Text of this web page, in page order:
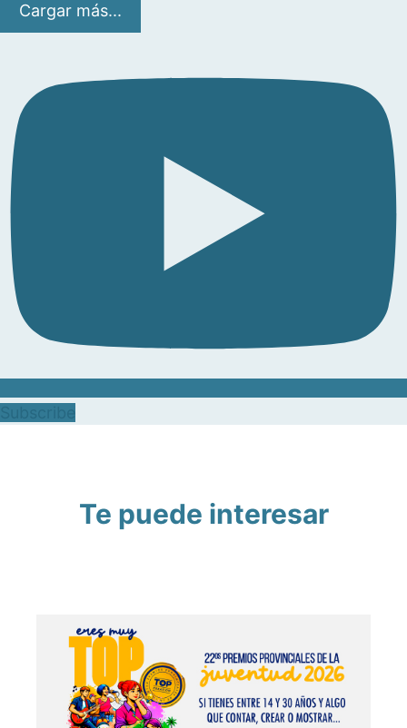
Cargar más...
Te puede interesar